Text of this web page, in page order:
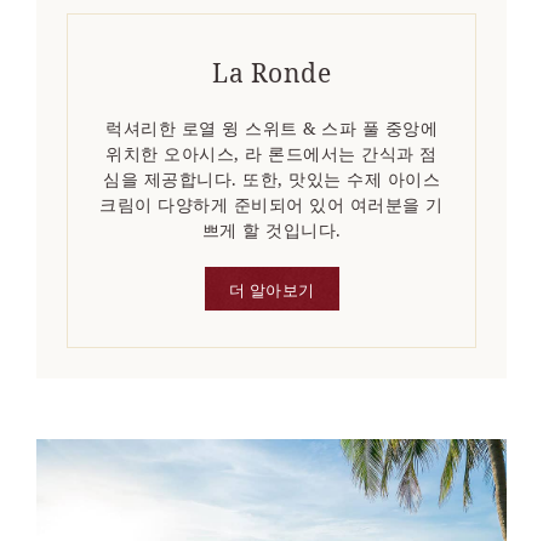
La Ronde
럭셔리한 로열 윙 스위트 & 스파 풀 중앙에
위치한 오아시스, 라 론드에서는 간식과 점
심을 제공합니다. 또한, 맛있는 수제 아이스
크림이 다양하게 준비되어 있어 여러분을 기
쁘게 할 것입니다.
더 알아보기